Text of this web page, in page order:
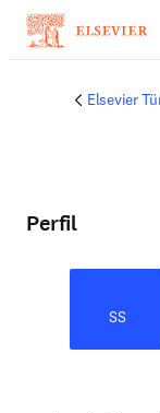
Elsevier
Perfil
SS